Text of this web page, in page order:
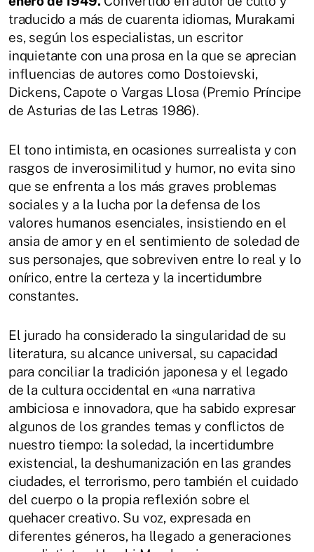
traducido a más de cuarenta idiomas, Murakami
es, según los especialistas, un escritor
inquietante con una prosa en la que se aprecian
influencias de autores como Dostoievski,
Dickens, Capote o Vargas Llosa (Premio Príncipe
de Asturias de las Letras 1986).
El tono intimista, en ocasiones surrealista y con
rasgos de inverosimilitud y humor, no evita sino
que se enfrenta a los más graves problemas
sociales y a la lucha por la defensa de los
valores humanos esenciales, insistiendo en el
ansia de amor y en el sentimiento de soledad de
sus personajes, que sobreviven entre lo real y lo
onírico, entre la certeza y la incertidumbre
constantes.
El jurado ha considerado la singularidad de su
literatura, su alcance universal, su capacidad
para conciliar la tradición japonesa y el legado
de la cultura occidental en «una narrativa
ambiciosa e innovadora, que ha sabido expresar
algunos de los grandes temas y conflictos de
nuestro tiempo: la soledad, la incertidumbre
existencial, la deshumanización en las grandes
ciudades, el terrorismo, pero también el cuidado
del cuerpo o la propia reflexión sobre el
quehacer creativo. Su voz, expresada en
diferentes géneros, ha llegado a generaciones